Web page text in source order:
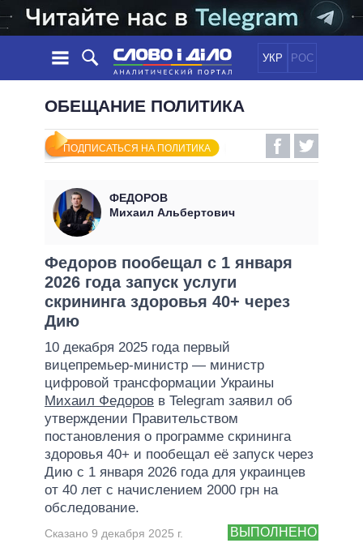
УКР РОС
НОВОСТИ
ЛЕНТА
СОБЫТИЯ
СТАТЬИ
МНЕНИЯ
ОБЗОРЫ
ДАЙДЖЕСТЫ
ПОЛИТИКА
ЭКОНОМИКА
МИР
ОБЕЩАНИЯ
ВСЕ ПОЛИТИКИ
ПРЕЗИДЕНТ И ОФИС
ВЕРХОВНАЯ РАДА
КАБИНЕТ МИНИСТРОВ
ГЛАВЫ ОБЛАДМИНИСТРАЦИЙ
МЭРЫ
ВСЕ ПЕРСОНЫ
ИНФОГРАФИКА
ПОДДЕРЖАТЬ
ОБЕЩАНИЕ ПОЛИТИКА
ПОДПИСАТЬСЯ НА ПОЛИТИКА
ФЕДОРОВ
Михаил Альбертович
Федоров пообещал с 1 января
2026 года запуск услуги
скрининга здоровья 40+ через
Дию
10 декабря 2025 года первый
вицепремьер-министр — министр
цифровой трансформации Украины
Михаил Федоров в Telegram заявил об
утверждении Правительством
постановления о программе скрининга
здоровья 40+ и пообещал её запуск через
Дию с 1 января 2026 года для украинцев
от 40 лет с начислением 2000 грн на
обследование.
ВЫПОЛНЕНО
Сказано 9 декабря 2025 г.